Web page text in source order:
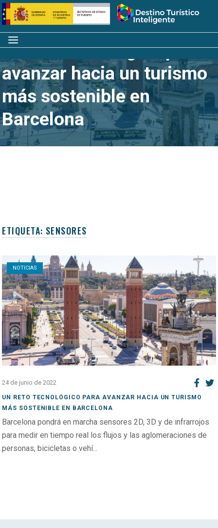
Saltar
al
contenido
Inicio
Menú
Un reto tecnológico para
avanzar hacia un turismo
más sostenible en
Barcelona
ETIQUETA: SENSORES
NOTICIAS
24 de junio de 2022
UN RETO TECNOLÓGICO PARA AVANZAR HACIA UN TURISMO
MÁS SOSTENIBLE EN BARCELONA
Barcelona pondrá en marcha sensores 2D, 3D y de infrarrojos
para medir en tiempo real los flujos y las aglomeraciones de
personas, bicicletas o vehí...